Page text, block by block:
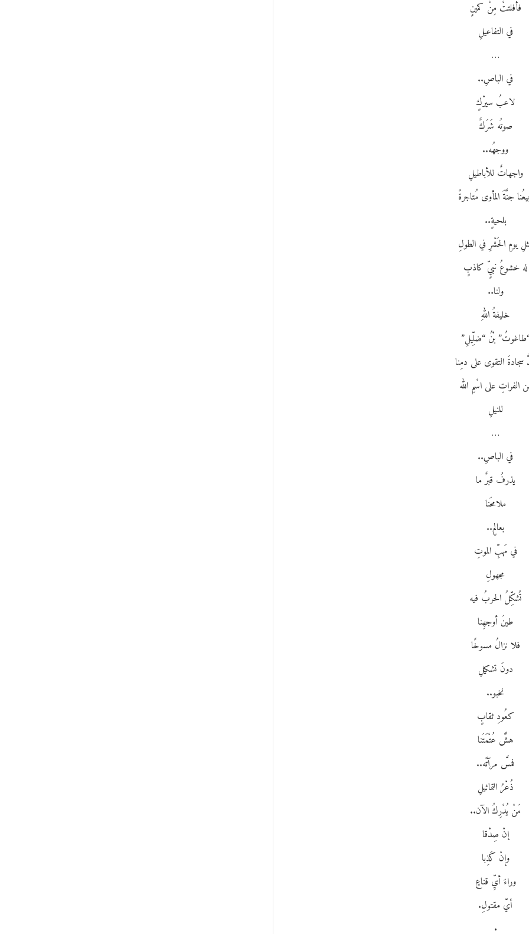
فأفلتتْ مِنْ كمينٍ
في التفاعيلِ
…
في الباصِ..
لاعبُ سيرْكٍ
صوتُه شَرَكٌ
ووجهُه..
واجهاتٌ للأباطيلِ
جنَّةَ المأوى مُتاجرةً
بلحيةٍ..
يومِ الحَشْرِ في الطولِ
له خشوعُ نبيٍّ كاذبٍ
ولنا..
خليفةُ اللهِ
بْنُ “ضلِّيلِ”
سجادةَ التقوى على دمِنا
الفراتِ على اسْمِ الله
للنيلِ
…
في الباصِ..
يذرفُ قبرٌ ما
ملامحَنا
بعالمٍ..
في مَهبِّ الموتِ
مجهولِ
تُشكِّلُ الحربُ فيه
طينَ أوجهِنا
فلا نزالُ مسوخًا
دونَ تشكيلِ
نخبو..
كعُودِ ثقابٍ
هشَّ عُتْمَتَنا
فمسَّ مرآتَه..
ذُعْرُ التماثيلِ
مَنْ يُدْرِكُ الآن..
إنْ صِدْقا
وإنْ كَذِبا
وراءَ أيِّ قناعٍ
أيّ مقتولِ.
•